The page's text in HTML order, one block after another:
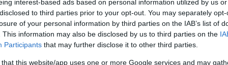
interest-based ads based on personal information utilized by us
to third parties prior to your opt-out. You may separately
of your personal information by third parties on the IAB’s list of
This information may also be disclosed by us to third parties on the
Participants that may further disclose it to other third parties.
that this website/app uses one or more Google services and may
4Κ αλλά και πολλές σύγχρονες τεχνικές
της Nvidia.
με το πόσο ισχυρό είναι το σύστημά